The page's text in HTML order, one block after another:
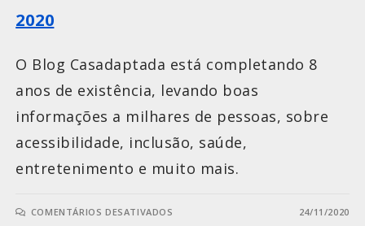
2020
O Blog Casadaptada está completando 8
anos de existência, levando boas
informações a milhares de pessoas, sobre
acessibilidade, inclusão, saúde,
entretenimento e muito mais.
COMENTÁRIOS DESATIVADOS 24/11/2020